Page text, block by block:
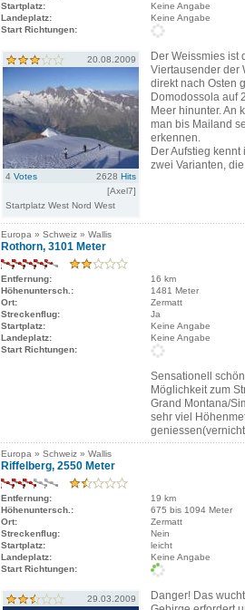
Startplatz:
Keine Angabe
Landeplatz:
Keine Angabe
Start Richtungen:
20.08.2009
4 Votes 2628 Hits
[Axel7]
Startplatz West Nord West
Der Weissmies ist
Viertausender der
direkt nach Osten
Domodossola auf
Meer hinunter. An
man bis Mailand
erkennen.
Der Aufstieg
zwei Varianten,
Europa » Schweiz » Wallis
Rothorn, 3101 Meter
Entfernung:
16 km
Höhenuntersch.:
1481 Meter
Ort:
Zermatt
Streckenflug:
Ja
Startplatz:
Keine Angabe
Landeplatz:
Keine Angabe
Start Richtungen:
Sensationell
Möglichkeit zum
Grand Montana/
sehr viel
Europa » Schweiz » Wallis
Riffelberg, 2550 Meter
Entfernung:
19 km
Höhenuntersch.:
675 bis 1094 Meter
Ort:
Zermatt
Streckenflug:
Nein
Startplatz:
leicht
Landeplatz:
Keine Angabe
Start Richtungen:
29.03.2009
Danger! Das